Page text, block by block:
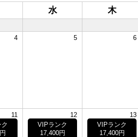
水 木
4 5 6
11
12
VIPランク
17,400円
13
VIPランク
17,400円